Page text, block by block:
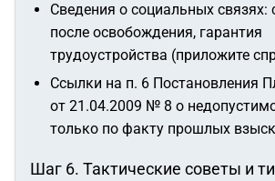
Сведения о социальных связях:
после освобождения, гарантия
трудоустройства (приложите
Ссылки на п. 6 Постановления
от 21.04.2009 № 8 о
только по факту прошлых
Шаг 6. Тактические советы и